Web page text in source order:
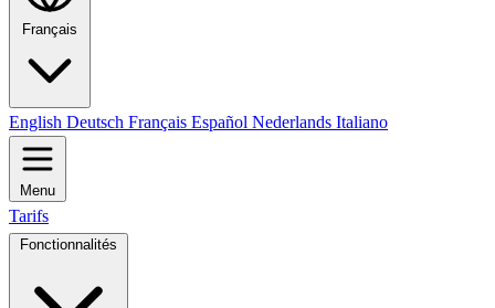
Français
English Deutsch Français Español Nederlands Italiano
Menu
Tarifs
Fonctionnalités